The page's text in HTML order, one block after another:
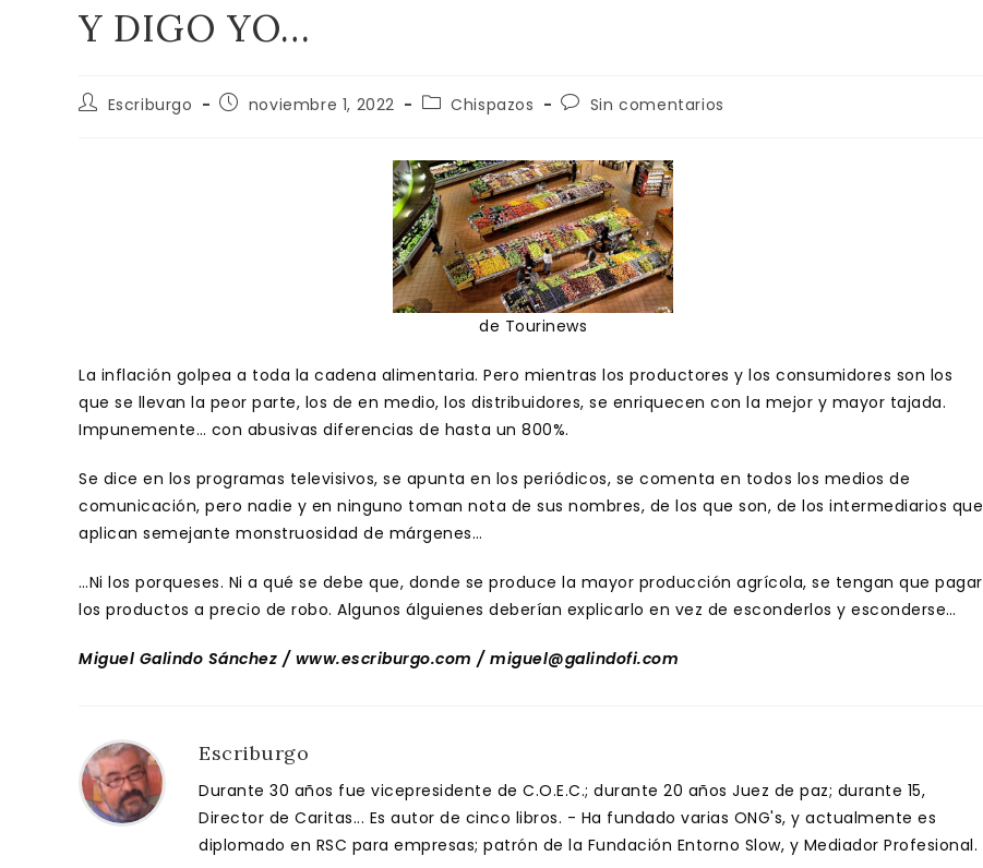
Y DIGO YO…
AutorEscriburgo
Publicación
noviembre 1, 2022
Categoría
entrada:
Chispazos
Comentarios
entrada:
Sin comentarios
de Tourinews
La inflación golpea a toda la cadena alimentaria. Pero mientras los productores y los consumidores son los
que se llevan la peor parte, los de en medio, los distribuidores, se enriquecen con la mejor y mayor tajada.
Impunemente… con abusivas diferencias de hasta un 800%.
Se dice en los programas televisivos, se apunta en los periódicos, se comenta en todos los medios de
comunicación, pero nadie y en ninguno toman nota de sus nombres, de los que son, de los intermediarios que
aplican semejante monstruosidad de márgenes…
…Ni los porqueses. Ni a qué se debe que, donde se produce la mayor producción agrícola, se tengan que pagar
los productos a precio de robo. Algunos álguienes deberían explicarlo en vez de esconderlos y esconderse…
Miguel Galindo Sánchez / www.escriburgo.com / miguel@galindofi.com
Escriburgo
Durante 30 años fue vicepresidente de C.O.E.C.; durante 20 años Juez de paz; durante 15,
Director de Caritas... Es autor de cinco libros. - Ha fundado varias ONG's, y actualmente es
diplomado en RSC para empresas; patrón de la Fundación Entorno Slow, y Mediador Profesional.